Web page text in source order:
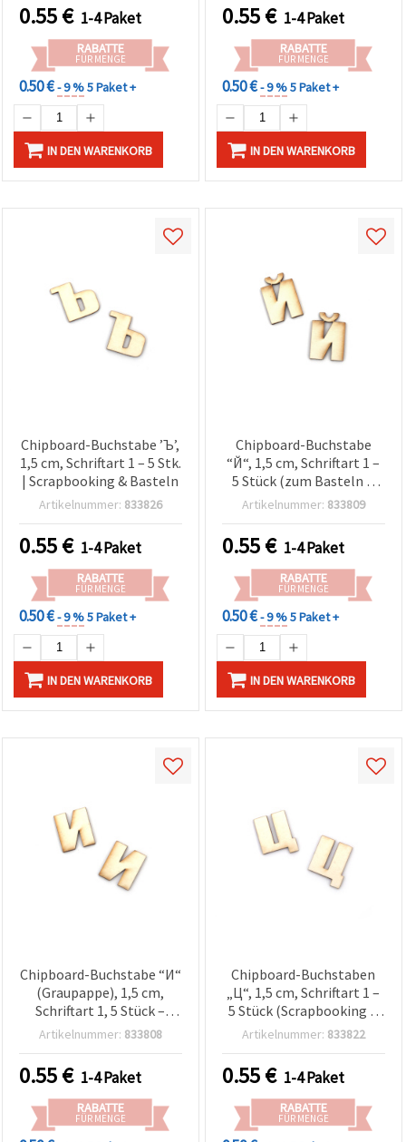
0.55€ 1-4 Paket
RABATTE
FÜR MENGE
0.50 €- 9 %5 Paket +
IN DEN WARENKORB
0.55€ 1-4 Paket
RABATTE
FÜR MENGE
0.50 €- 9 %5 Paket +
IN DEN WARENKORB
Chipboard-Buchstabe ’Ъ’,
1,5 cm, Schriftart 1 – 5 Stk.
| Scrapbooking & Basteln
Artikelnummer: 833826
0.55€ 1-4 Paket
RABATTE
FÜR MENGE
0.50 €- 9 %5 Paket +
IN DEN WARENKORB
Chipboard-Buchstabe
“Й“, 1,5 cm, Schriftart 1 –
5 Stück (zum Basteln &
Scrapbooking)
Artikelnummer: 833809
0.55€ 1-4 Paket
RABATTE
FÜR MENGE
0.50 €- 9 %5 Paket +
IN DEN WARENKORB
Chipboard-Buchstabe “И“
(Graupappe), 1,5 cm,
Schriftart 1, 5 Stück –
Scrapbooking & Basteln
Artikelnummer: 833808
0.55€ 1-4 Paket
RABATTE
FÜR MENGE
Chipboard-Buchstaben
„Ц“, 1,5 cm, Schriftart 1 –
5 Stück (Scrapbooking &
Basteln)
Artikelnummer: 833822
0.55€ 1-4 Paket
RABATTE
FÜR MENGE